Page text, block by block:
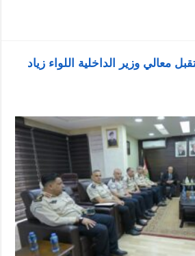
معالي وزير الداخلية اللواء زياد